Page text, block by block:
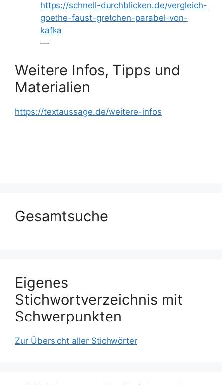
https://schnell-durchblicken.de/vergleich-
goethe-faust-gretchen-parabel-von-
kafka
—
Weitere Infos, Tipps und
Materialien
https://textaussage.de/weitere-infos
Gesamtsuche
Eigenes
Stichwortverzeichnis mit
Schwerpunkten
Zur Übersicht aller Stichwörter